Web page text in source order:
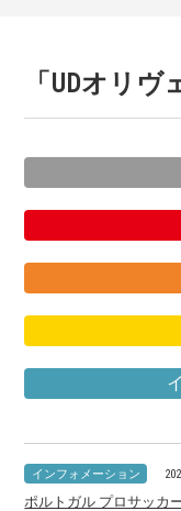
「 UDオリヴ
インフォメーション
ポルトガル プロサッカ